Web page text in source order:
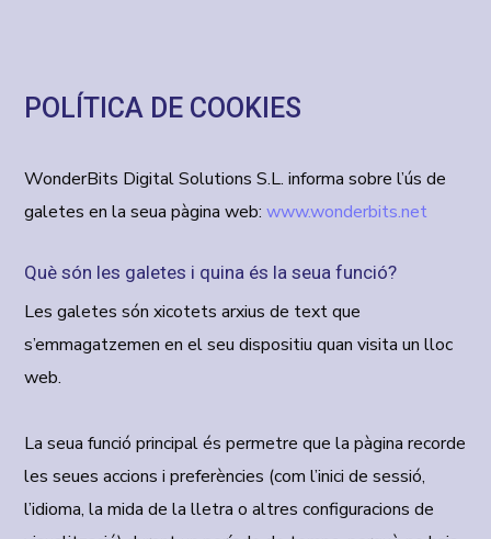
POLÍTICA DE COOKIES
WonderBits Digital Solutions S.L. informa sobre l’ús de
galetes en la seua pàgina web:www.wonderbits.net
Què són les galetes i quina és la seua funció?
Les galetes són xicotets arxius de text que
s’emmagatzemen en el seu dispositiu quan visita un lloc
web.
La seua funció principal és permetre que la pàgina recorde
les seues accions i preferències (com l’inici de sessió,
l’idioma, la mida de la lletra o altres configuracions de